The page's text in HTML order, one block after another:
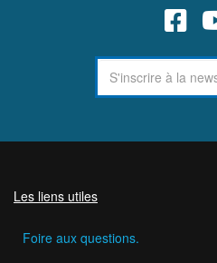
Les liens utiles
Foire aux questions.